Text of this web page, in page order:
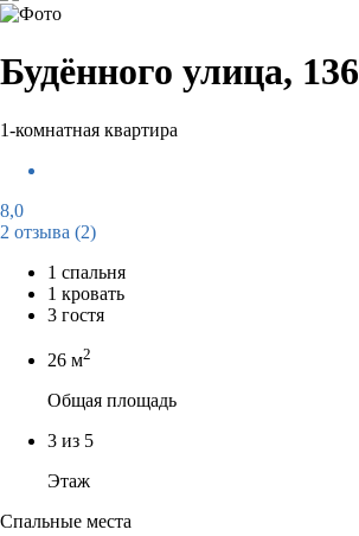
Будённого улица, 136
1-комнатная квартира
8,0
2 отзыва (2)
1 спальня
1 кровать
3 гостя
26 м2
Общая площадь
3 из 5
Этаж
Спальные места